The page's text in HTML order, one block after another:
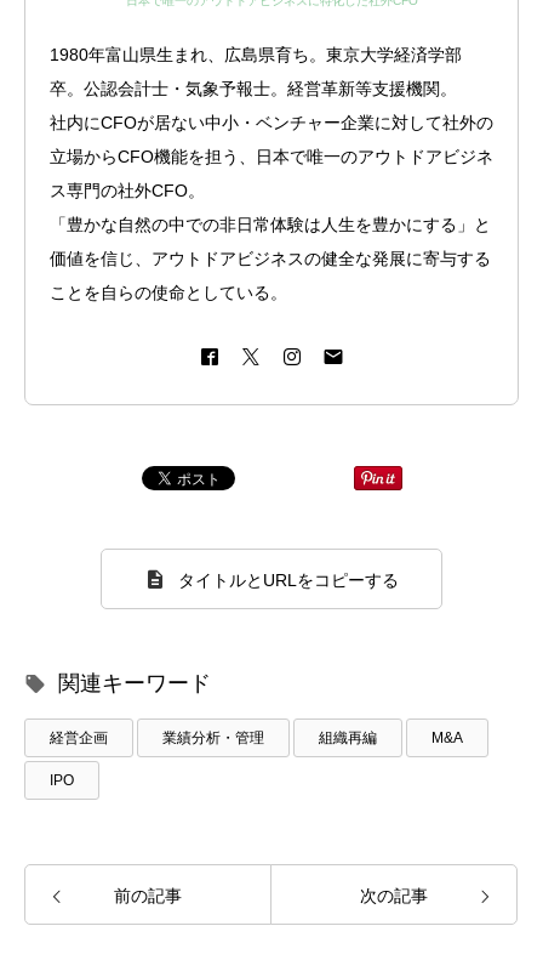
1980年富山県生まれ、広島県育ち。東京大学経済学部
卒。公認会計士・気象予報士。経営革新等支援機関。
社内にCFOが居ない中小・ベンチャー企業に対して社外の
立場からCFO機能を担う、日本で唯一のアウトドアビジネ
ス専門の社外CFO。
「豊かな自然の中での非日常体験は人生を豊かにする」と
価値を信じ、アウトドアビジネスの健全な発展に寄与する
ことを自らの使命としている。
タイトルとURLをコピーする
関連キーワード
経営企画 業績分析・管理 組織再編 M&A
IPO
前の記事 次の記事